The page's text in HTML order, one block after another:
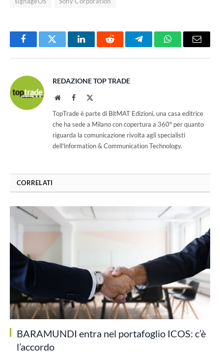
FacebookTwitter LinkedInReddit TelegramWhatsAppEmail
REDAZIONE TOP TRADE
WebsiteFacebook
TopTrade è parte di BitMAT Edizioni, una casa editrice
che ha sede a Milano con copertura a 360° per quanto
riguarda la comunicazione rivolta agli specialisti
dell'lnformation & Communication Technology.
CORRELATI
BARAMUNDI entra nel portafoglio ICOS: c’è
l’accordo